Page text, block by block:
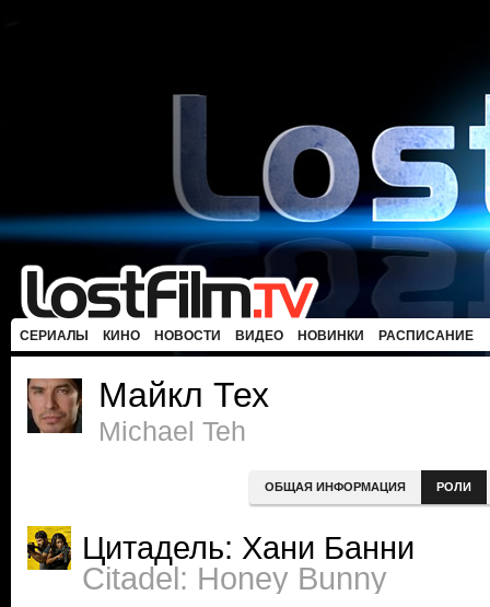
СЕРИАЛЫ КИНО НОВОСТИ ВИДЕО НОВИНКИ РАСПИСАНИЕ
Майкл Тех
Michael Teh
ОБЩАЯ ИНФОРМАЦИЯ РОЛИ
Цитадель: Хани Банни
Citadel: Honey Bunny